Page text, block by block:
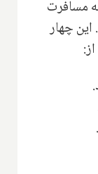
مسافرت
چهار